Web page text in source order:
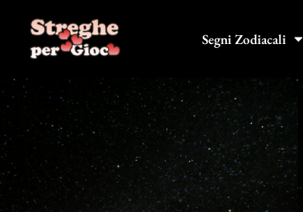
contenuto
Segni Zodiacali